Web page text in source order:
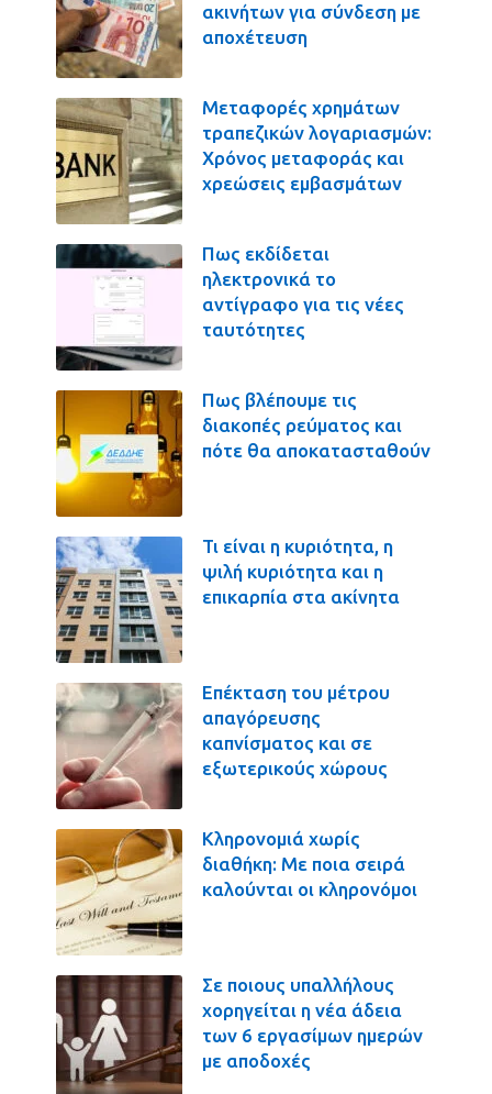
ακινήτων για σύνδεση με
αποχέτευση
Μεταφορές χρημάτων
τραπεζικών λογαριασμών:
Χρόνος μεταφοράς και
χρεώσεις εμβασμάτων
Πως εκδίδεται
ηλεκτρονικά το
αντίγραφο για τις νέες
ταυτότητες
Πως βλέπουμε τις
διακοπές ρεύματος και
πότε θα αποκατασταθούν
Τι είναι η κυριότητα, η
ψιλή κυριότητα και η
επικαρπία στα ακίνητα
Επέκταση του μέτρου
απαγόρευσης
καπνίσματος και σε
εξωτερικούς χώρους
Κληρονομιά χωρίς
διαθήκη: Με ποια σειρά
καλούνται οι κληρονόμοι
Σε ποιους υπαλλήλους
χορηγείται η νέα άδεια
των 6 εργασίμων ημερών
με αποδοχές